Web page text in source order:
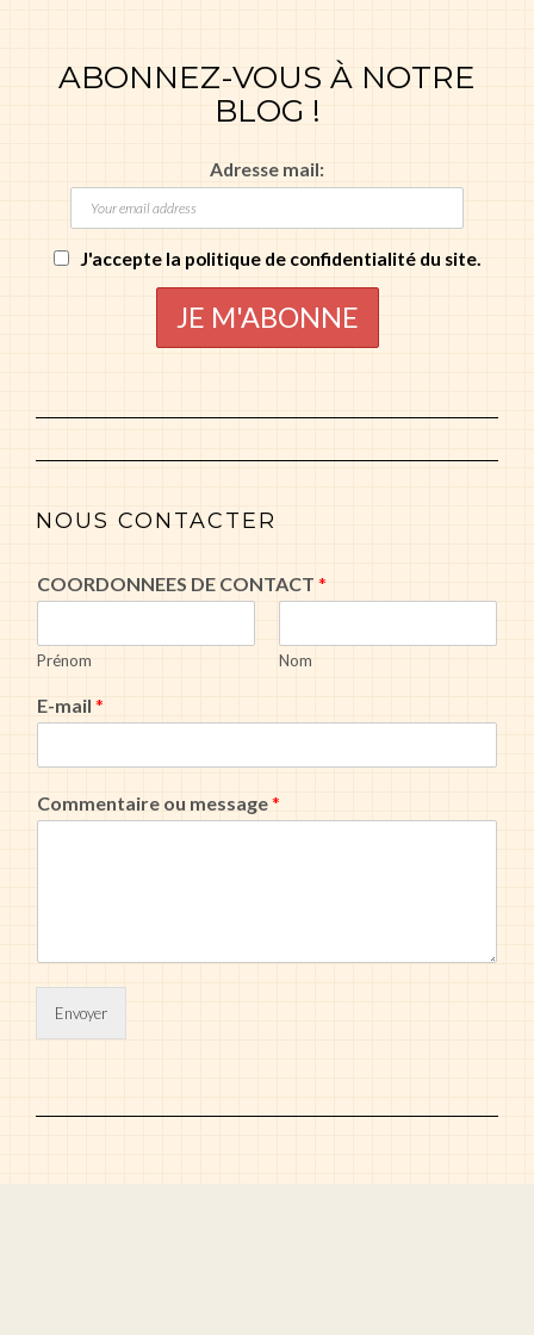
ABONNEZ-VOUS À NOTRE
BLOG !
Adresse mail:
J'accepte la politique de confidentialité du site.
NOUS CONTACTER
COORDONNEES DE CONTACT *
Prénom Nom
E-mail *
Commentaire ou message*
Envoyer